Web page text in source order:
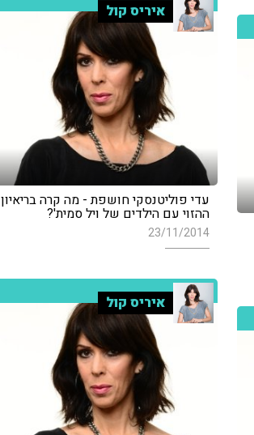
איריס קול
עדי פוליטנסקי חושפת - מה קרה בריאיון
ההזוי עם הילדים של ויל סמית'?
23/11/2014
איריס קול